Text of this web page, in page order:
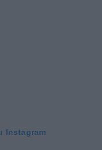
Instagram